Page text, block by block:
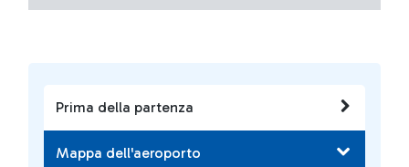
Prima della partenza
Mappa dell'aeroporto